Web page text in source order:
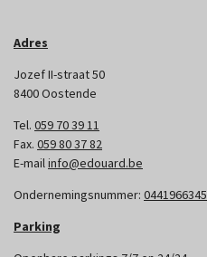
Adres
Jozef II-straat 50
8400 Oostende
Tel. 059 70 39 11
Fax. 059 80 37 82
E-mailinfo@edouard.be
Ondernemingsnummer: 0441966345
Parking